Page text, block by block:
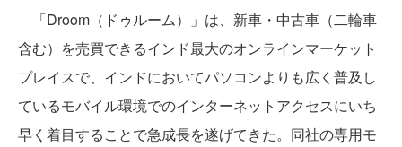
「Droom（ドゥルーム）」は、新車・中古車（二輪車
含む）を売買できるインド最大のオンラインマーケット
プレイスで、インドにおいてパソコンよりも広く普及し
ているモバイル環境でのインターネットアクセスにいち
早く着目することで急成長を遂げてきた。同社の専用モ